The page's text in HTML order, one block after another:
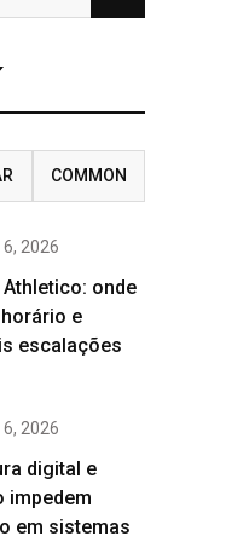
COMMON
2026
onde
e
escalações
2026
digital e
impedem
em sistemas